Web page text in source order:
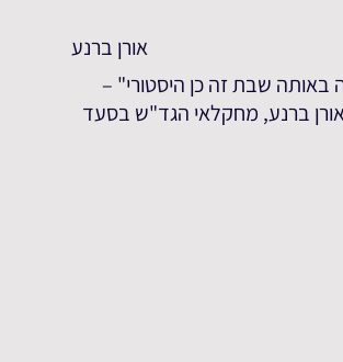
אורן ברנע
שבת זה כן היסטורי" –
ברנע, מחקלאי הגד"ש בסעד